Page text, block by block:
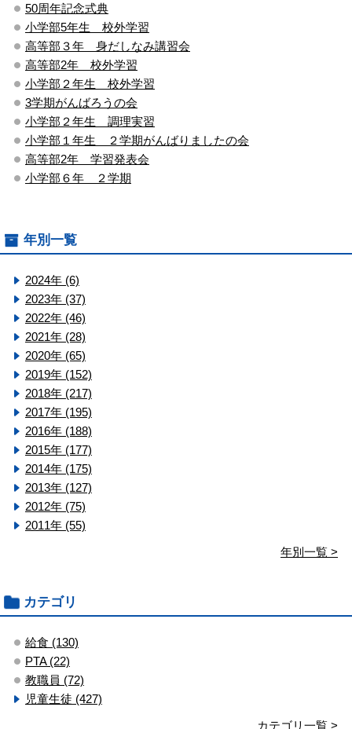
50周年記念式典
小学部5年生 校外学習
高等部３年 身だしなみ講習会
高等部2年 校外学習
小学部２年生 校外学習
3学期がんばろうの会
小学部２年生 調理実習
小学部１年生 ２学期がんばりましたの会
高等部2年 学習発表会
小学部６年 ２学期
年別一覧
2024年 (6)
2023年 (37)
2022年 (46)
2021年 (28)
2020年 (65)
2019年 (152)
2018年 (217)
2017年 (195)
2016年 (188)
2015年 (177)
2014年 (175)
2013年 (127)
2012年 (75)
2011年 (55)
年別一覧 >
カテゴリ
給食 (130)
PTA (22)
教職員 (72)
児童生徒 (427)
カテゴリ一覧 >